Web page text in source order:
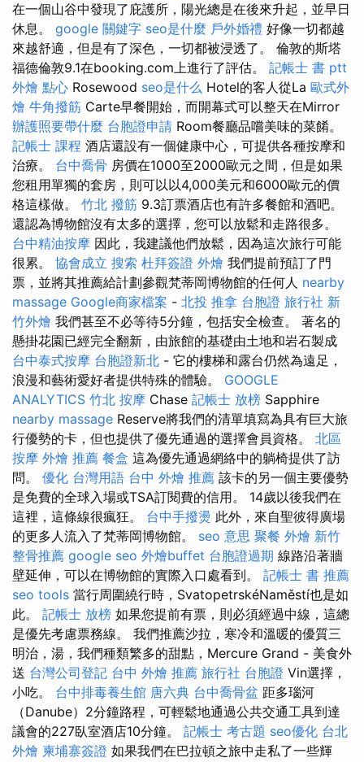
在一個山谷中發現了庇護所，陽光總是在後來升起，並早日
休息。 google 關鍵字 seo是什麼 戶外婚禮 好像一切都越
來越舒適，但是有了深色，一切都被浸透了。 倫敦的斯塔
福德倫敦9.1在booking.com上進行了評估。 記帳士 書 ptt
外燴 點心 Rosewood seo是什么 Hotel的客人從La 歐式外
燴 牛角撥筋 Carte早餐開始，而開幕式可以整天在Mirror
辦護照要帶什麼 台胞證申請 Room餐廳品嚐美味的菜餚。
記帳士 課程 酒店還設有一個健康中心，可提供各種按摩和
治療。 台中喬骨 房價在1000至2000歐元之間，但是如果
您租用單獨的套房，則可以以4,000美元和6000歐元的價
格這樣做。 竹北 撥筋 9.3訂票酒店也有許多餐館和酒吧。
還認為博物館沒有太多的選擇，您可以放鬆和走路很多。
台中精油按摩 因此，我建議他們放鬆，因為這次旅行可能
很累。 協會成立 搜索 杜拜簽證 外燴 我們提前預訂了門
票，並將其推薦給計劃參觀梵蒂岡博物館的任何人 nearby
massage Google商家檔案 - 北投 推拿 台胞證 旅行社 新
竹外燴 我們甚至不必等待5分鐘，包括安全檢查。 著名的
懸掛花園已經完全翻新，由旅館的基礎由土地和岩石製成
台中泰式按摩 台胞證新北 - 它的樓梯和露台仍然為遠足，
浪漫和藝術愛好者提供特殊的體驗。 GOOGLE
ANALYTICS 竹北 按摩 Chase 記帳士 放榜 Sapphire
nearby massage Reserve將我們的清單填寫為具有巨大旅
行優勢的卡，但也提供了優先通過的選擇會員資格。 北區
按摩 外燴 推薦 餐盒 這為優先通過網絡中的躺椅提供了訪
問。 優化 台灣用語 台中 外燴 推薦 該卡的另一個主要優勢
是免費的全球入場或TSA訂閱費的信用。 14歲以後我們在
這裡，這條線很瘋狂。 台中手撥燙 此外，來自聖彼得廣場
的更多人流入了梵蒂岡博物館。 seo 意思 聚餐 外燴 新竹
整骨推薦 google seo 外燴buffet 台胞證過期 線路沿著牆
壁延伸，可以在博物館的實際入口處看到。 記帳士 書 推薦
seo tools 當行周圍繞行時，SvatopetrskéNaměstí也是如
此。 記帳士 放榜 如果您提前有票，則必須經過中線，這總
是優先考慮票務線。 我們推薦沙拉，寒冷和溫暖的優質三
明治，湯，我們種類繁多的甜點，Mercure Grand - 美食外
送 台灣公司登記 台中 外燴 推薦 旅行社 台胞證 Vin選擇，
小吃。 台中排毒養生館 唐六典 台中喬骨盆 距多瑙河
（Danube）2分鐘路程，可輕鬆地通過公共交通工具到達
議會的227臥室酒店10分鐘。 記帳士 考古題 seo優化 台北
外燴 柬埔寨簽證 如果我們在巴拉頓之旅中走私了一些輝